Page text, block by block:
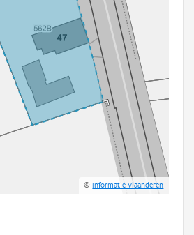
©Informatie Vlaanderen